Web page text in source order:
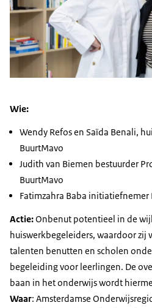
Wie:
Wendy Refos en Saïda Benali,
BuurtMavo
Judith van Biemen bestuurder
BuurtMavo
Fatimzahra Baba initiatiefnemer
Actie:Onbenut potentieel in de
huiswerkbegeleiders, waardoor zij
talenten benutten en scholen
begeleiding voor leerlingen. De
baan in het onderwijs wordt
Waar: Amsterdamse